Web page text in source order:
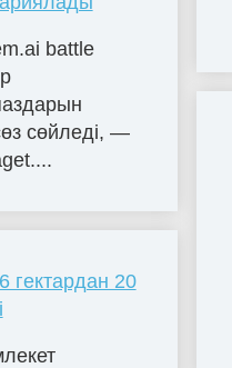
battle
сөйледі, —
гектардан 20